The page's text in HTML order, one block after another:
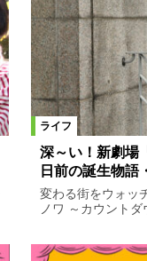
ライフ
深～い！新劇場
日前の誕生物
変わる街をウォッ
ノワ ～カウントダ